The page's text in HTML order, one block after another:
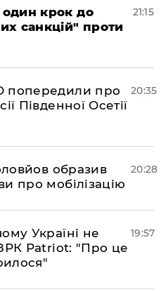
крок до
санкцій" проти
21:15
попередили про
Південної Осетії
20:35
образив
про мобілізацію
20:28
Україні не
Patriot: "Про це
19:57